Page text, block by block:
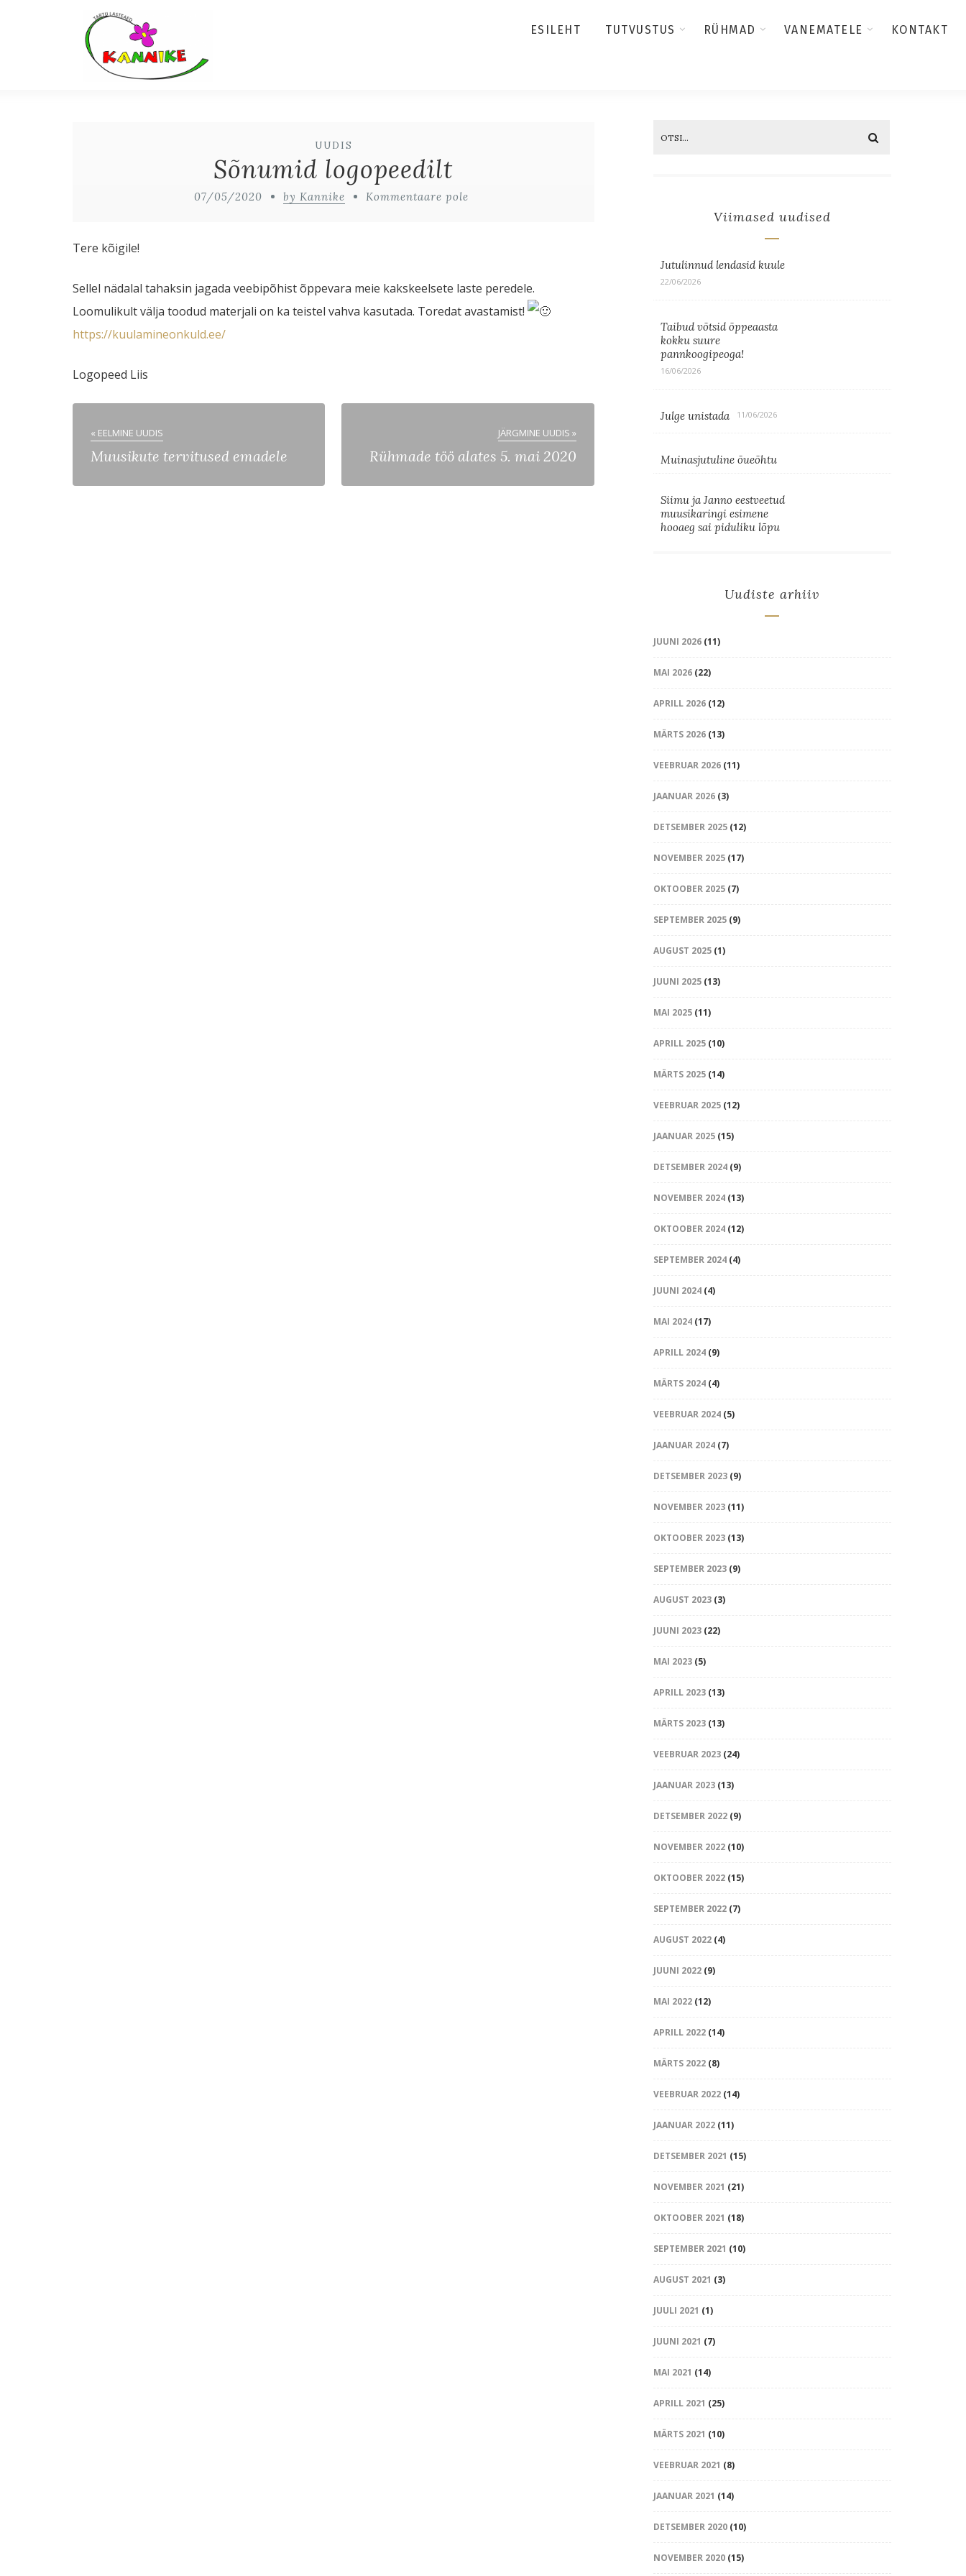
ESILEHT TUTVUSTUS RÜHMAD VANEMATELE KONTAKT
UUDIS
Sõnumid logopeedilt
07/05/2020 by Kannike Kommentaare pole
Tere kõigile!
Sellel nädalal tahaksin jagada veebipõhist õppevara meie kakskeelsete laste peredele.
Loomulikult välja toodud materjali on ka teistel vahva kasutada. Toredat avastamist!
https://kuulamineonkuld.ee/
Logopeed Liis
« EELMINE UUDIS
Muusikute tervitused emadele
JÄRGMINE UUDIS »
Rühmade töö alates 5. mai 2020
Viimased uudised
Jutulinnud lendasid kuule
22/06/2026
Taibud võtsid õppeaasta
kokku suure
pannkoogipeoga!
16/06/2026
Julge unistada 11/06/2026
Muinasjutuline õueõhtu
Siimu ja Janno eestveetud
muusikaringi esimene
hooaeg sai piduliku lõpu
Uudiste arhiiv
JUUNI 2026(11)
MAI 2026(22)
APRILL 2026(12)
MÄRTS 2026(13)
VEEBRUAR 2026(11)
JAANUAR 2026(3)
DETSEMBER 2025(12)
NOVEMBER 2025(17)
OKTOOBER 2025(7)
SEPTEMBER 2025(9)
AUGUST 2025(1)
JUUNI 2025(13)
MAI 2025(11)
APRILL 2025(10)
MÄRTS 2025(14)
VEEBRUAR 2025(12)
JAANUAR 2025(15)
DETSEMBER 2024(9)
NOVEMBER 2024(13)
OKTOOBER 2024(12)
SEPTEMBER 2024(4)
JUUNI 2024(4)
MAI 2024(17)
APRILL 2024(9)
MÄRTS 2024(4)
VEEBRUAR 2024(5)
JAANUAR 2024(7)
DETSEMBER 2023(9)
NOVEMBER 2023(11)
OKTOOBER 2023(13)
SEPTEMBER 2023(9)
AUGUST 2023(3)
JUUNI 2023(22)
MAI 2023(5)
APRILL 2023(13)
MÄRTS 2023(13)
VEEBRUAR 2023(24)
JAANUAR 2023(13)
DETSEMBER 2022(9)
NOVEMBER 2022(10)
OKTOOBER 2022(15)
SEPTEMBER 2022(7)
AUGUST 2022(4)
JUUNI 2022(9)
MAI 2022(12)
APRILL 2022(14)
MÄRTS 2022(8)
VEEBRUAR 2022(14)
JAANUAR 2022(11)
DETSEMBER 2021 (15)
NOVEMBER 2021 (21)
OKTOOBER 2021 (18)
SEPTEMBER 2021 (10)
AUGUST 2021 (3)
JUULI 2021 (1)
JUUNI 2021 (7)
MAI 2021 (14)
APRILL 2021 (25)
MÄRTS 2021 (10)
VEEBRUAR 2021 (8)
JAANUAR 2021 (14)
DETSEMBER 2020(10)
NOVEMBER 2020(15)